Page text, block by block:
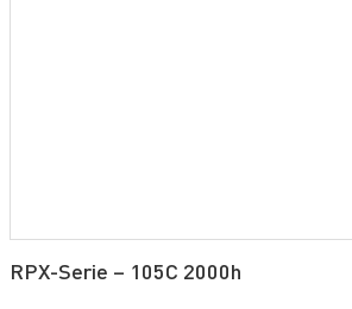
RPX-Serie – 105C 2000h